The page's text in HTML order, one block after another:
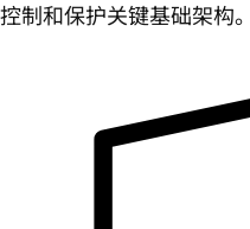
控制和保护关键基础架构。